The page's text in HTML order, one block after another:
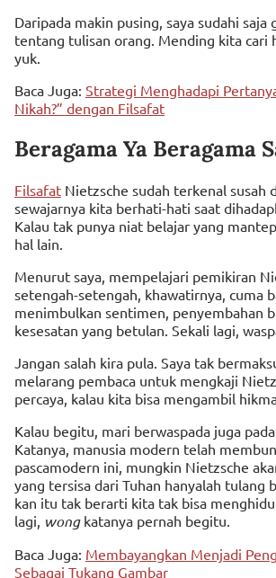
Daripada makin pusing, saya sudahi saja
tentang tulisan orang. Mending kita cari
yuk.
Baca Juga: Strategi Menghadapi
Nikah?” dengan Filsafat
Beragama Ya Beragama
Filsafat Nietzsche sudah terkenal susah
sewajarnya kita berhati-hati saat
Kalau tak punya niat belajar yang
hal lain.
Menurut saya, mempelajari pemikiran
setengah-setengah, khawatirnya, cuma
menimbulkan sentimen, penyembahan
kesesatan yang betulan. Sekali lagi,
Jangan salah kira pula. Saya tak
melarang pembaca untuk mengkaji
percaya, kalau kita bisa mengambil
Kalau begitu, mari berwaspada juga
Katanya, manusia modern telah
pascamodern ini, mungkin Nietzsche
yang tersisa dari Tuhan hanyalah tulang
kan itu tak berarti kita tak bisa
lagi, wongkatanya pernah begitu.
Baca Juga: Membayangkan Menjadi
Sebagai Tukang Gambar